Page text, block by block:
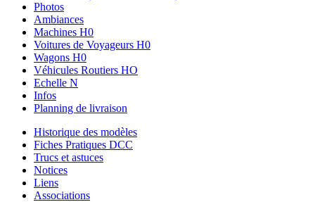
Photos
Ambiances
Machines H0
Voitures de Voyageurs H0
Wagons H0
Véhicules Routiers HO
Echelle N
Infos
Planning de livraison
Historique des modèles
Fiches Pratiques DCC
Trucs et astuces
Notices
Liens
Associations